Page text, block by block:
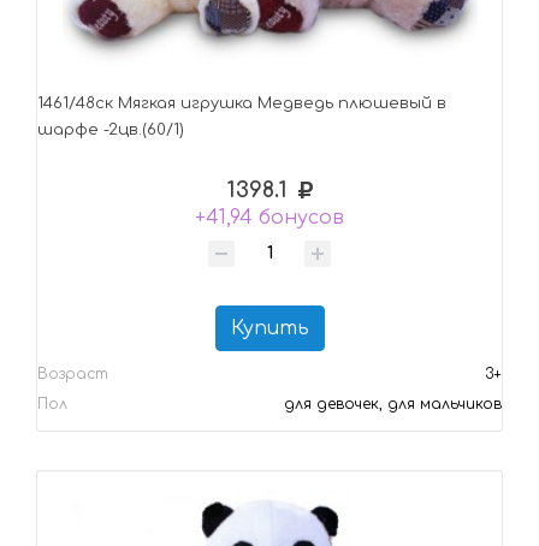
1461/48ск Мягкая игрушка Медведь плюшевый в
шарфе -2цв.(60/1)
1398.1
+41,94 бонусов
Купить
Возраст
3+
Пол
для девочек, для мальчиков